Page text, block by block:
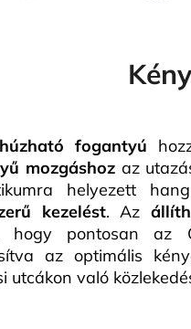
fogantyú
mozgáshoz az
helyezett
kezelést. Az
hogy pontosan az
az optimális
utcákon való